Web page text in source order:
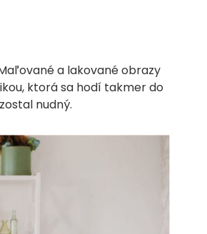
a lakované obrazy
ktorá sa hodí takmer do
nudný.